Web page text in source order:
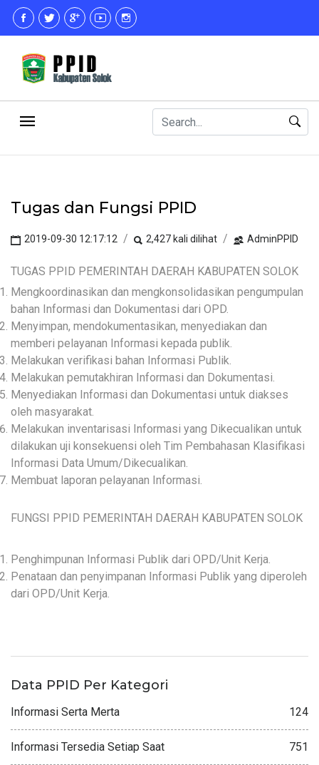
Tugas dan Fungsi PPID
2019-09-30 12:17:12 2,427 kali dilihat AdminPPID
TUGAS PPID PEMERINTAH DAERAH KABUPATEN SOLOK
Mengkoordinasikan dan mengkonsolidasikan pengumpulan
bahan Informasi dan Dokumentasi dari OPD.
Menyimpan, mendokumentasikan, menyediakan dan
memberi pelayanan Informasi kepada publik.
Melakukan verifikasi bahan Informasi Publik.
Melakukan pemutakhiran Informasi dan Dokumentasi.
Menyediakan Informasi dan Dokumentasi untuk diakses
oleh masyarakat.
Melakukan inventarisasi Informasi yang Dikecualikan untuk
dilakukan uji konsekuensi oleh Tim Pembahasan Klasifikasi
Informasi Data Umum/Dikecualikan.
Membuat laporan pelayanan Informasi.
FUNGSI PPID PEMERINTAH DAERAH KABUPATEN SOLOK
Penghimpunan Informasi Publik dari OPD/Unit Kerja.
Penataan dan penyimpanan Informasi Publik yang diperoleh
dari OPD/Unit Kerja.
Data PPID Per Kategori
Informasi Serta Merta 124
Informasi Tersedia Setiap Saat 751